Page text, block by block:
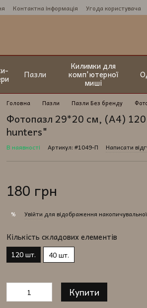
Контактна інформація Угода користувача
Пазли
Килимки для
комп'ютерної
миші
Головна Пазли Пазли Без бренду
Фотопазл 29*20 см, (А4)
hunters"
В наявності Артикул: #1049-П Написати
180 грн
% Увійти для відображення
Кількість складових елементів
120 шт. 40 шт.
Купити